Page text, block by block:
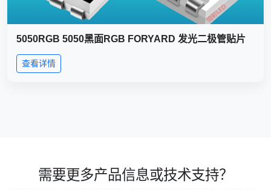
5050RGB 5050黑面RGB FORYARD 发光二极管贴片
查看详情
需要更多产品信息或技术支持？